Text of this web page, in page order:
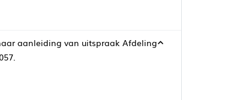
aanleiding van uitspraak Afdeling